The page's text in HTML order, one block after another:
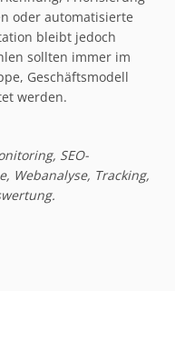
oder automatisierte
bleibt jedoch
sollten immer im
Geschäftsmodell
werden.
SEO-
Webanalyse, Tracking,